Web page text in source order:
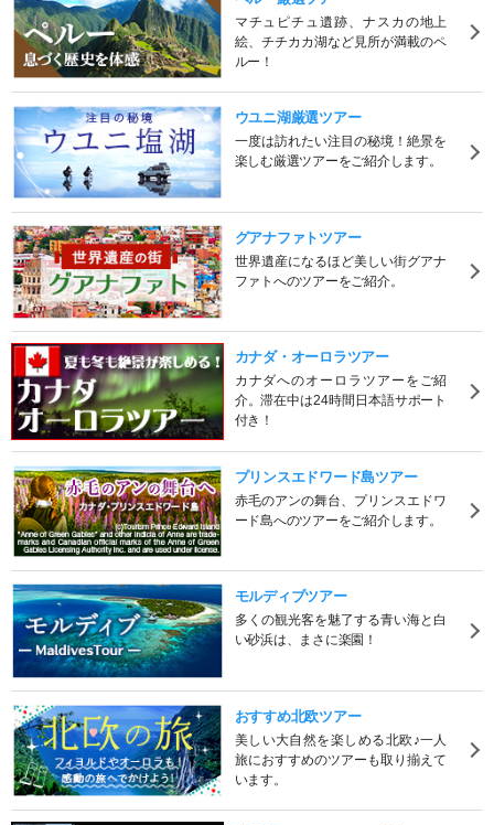
マチュピチュ遺跡、ナスカの地上
絵、チチカカ湖など見所が満載のペ
ルー！
ウユニ湖厳選ツアー
一度は訪れたい注目の秘境！絶景を
楽しむ厳選ツアーをご紹介します。
グアナファトツアー
世界遺産になるほど美しい街グアナ
ファトへのツアーをご紹介。
カナダ・オーロラツアー
カナダへのオーロラツアーをご紹
介。滞在中は24時間日本語サポート
付き！
プリンスエドワード島ツアー
赤毛のアンの舞台、プリンスエドワ
ード島へのツアーをご紹介します。
モルディブツアー
多くの観光客を魅了する青い海と白
い砂浜は、まさに楽園！
おすすめ北欧ツアー
美しい大自然を楽しめる北欧♪一人
旅におすすめのツアーも取り揃えて
います。